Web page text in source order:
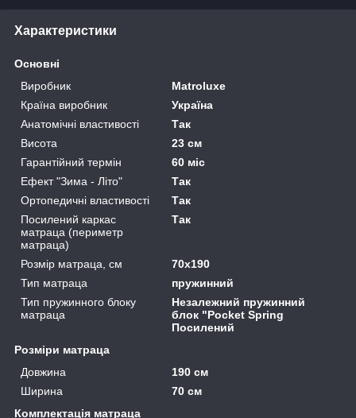
Характеристики
Основні
Виробник
Matroluxe
Країна виробник
Україна
Анатомічні властивості
Так
Висота
23 см
Гарантійний термін
60 міс
Ефект "Зима - Літо"
Так
Ортопедичні властивості
Так
Посилений каркас
матраца (периметр
матраца)
Так
Розмір матраца, см
70х190
Тип матраца
пружинний
Тип пружинного блоку
матраца
Незалежний пружинний
блок "Pocket Spring
Посилений
Розміри матраца
Довжина
190 см
Ширина
70 см
Комплектація матраца